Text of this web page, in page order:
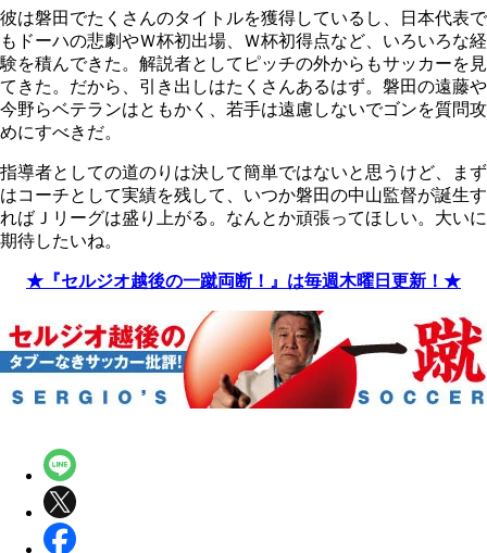
彼は磐田でたくさんのタイトルを獲得しているし、日本代表で
もドーハの悲劇やＷ杯初出場、Ｗ杯初得点など、いろいろな経
験を積んできた。解説者としてピッチの外からもサッカーを見
てきた。だから、引き出しはたくさんあるはず。磐田の遠藤や
今野らベテランはともかく、若手は遠慮しないでゴンを質問攻
めにすべきだ。
指導者としての道のりは決して簡単ではないと思うけど、まず
はコーチとして実績を残して、いつか磐田の中山監督が誕生す
ればＪリーグは盛り上がる。なんとか頑張ってほしい。大いに
期待したいね。
★『セルジオ越後の一蹴両断！』は毎週木曜日更新！★